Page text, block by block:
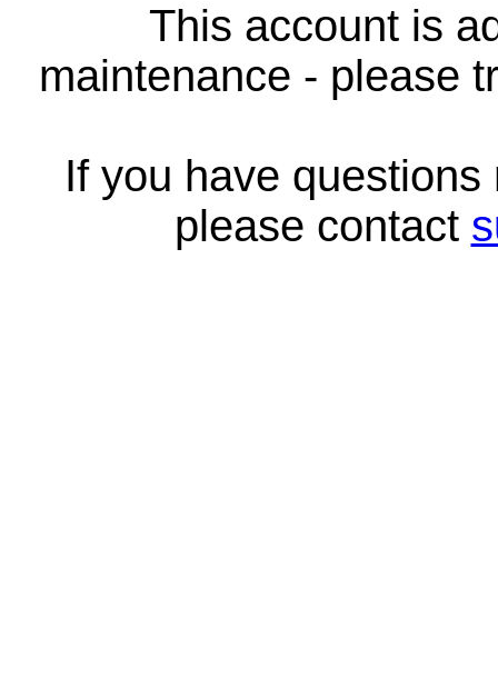
This account is
maintenance - please
If you have
please contact